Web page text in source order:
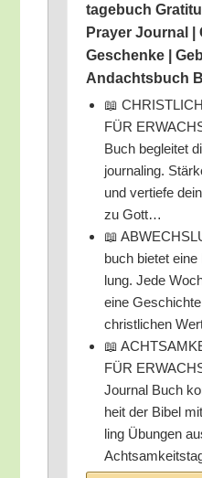
ta­ge­buch
Pray­er Jour­nal |
Geschen­ke |
Andachts­buch
📖
FÜR
Buch beglei­tet
jour­na­ling.
und ver­tie­fe
zu Gott…
📖
buch bie­tet
lung. Jede
eine
christ­li­chen
📖
FÜR
Jour­nal Buch
heit der Bibel
ling Übun­gen